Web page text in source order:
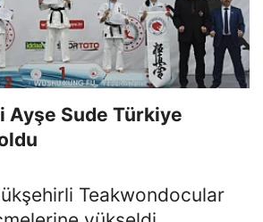
Ayşe Sude Türkiye